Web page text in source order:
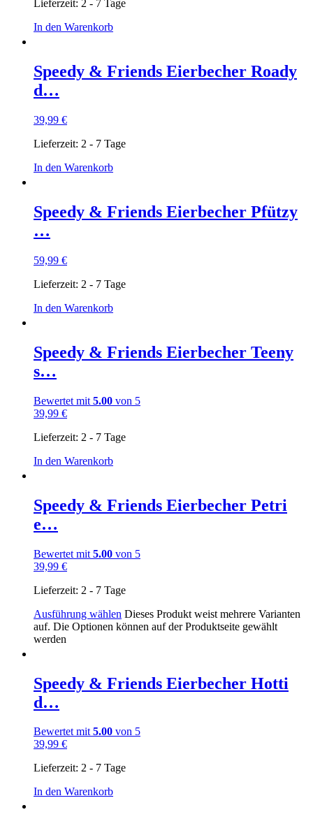
Lieferzeit: 2 - 7 Tage
In den Warenkorb
Speedy & Friends Eierbecher Roady
d…
39,99 €
Lieferzeit: 2 - 7 Tage
In den Warenkorb
Speedy & Friends Eierbecher Pfützy
…
59,99 €
Lieferzeit: 2 - 7 Tage
In den Warenkorb
Speedy & Friends Eierbecher Teeny
s…
Bewertet mit 5.00 von 5
39,99 €
Lieferzeit: 2 - 7 Tage
In den Warenkorb
Speedy & Friends Eierbecher Petri
e…
Bewertet mit 5.00 von 5
39,99 €
Lieferzeit: 2 - 7 Tage
Ausführung wählen Dieses Produkt weist mehrere Varianten
auf. Die Optionen können auf der Produktseite gewählt
werden
Speedy & Friends Eierbecher Hotti
d…
Bewertet mit5.00 von 5
39,99 €
Lieferzeit: 2 - 7 Tage
In den Warenkorb